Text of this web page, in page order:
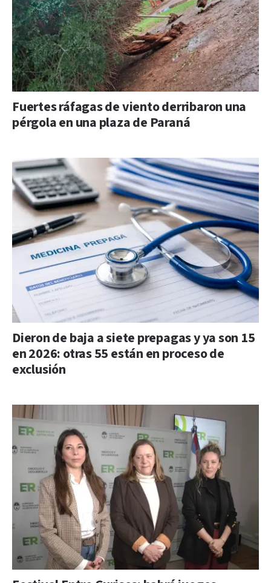
Fuertes ráfagas de viento derribaron una
pérgola en una plaza de Paraná
Dieron de baja a siete prepagas y ya son 15
en 2026: otras 55 están en proceso de
exclusión